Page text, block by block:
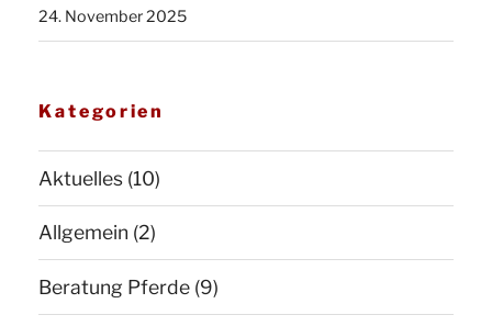
24. November 2025
Kategorien
Aktuelles (10)
Allgemein (2)
Beratung Pferde (9)